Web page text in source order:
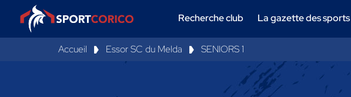
Recherche club La gazette des sports
Accueil Essor SC du Melda SENIORS 1